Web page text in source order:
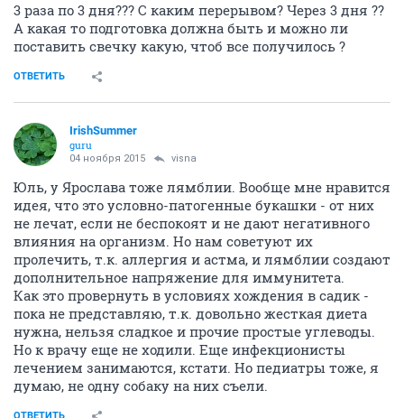
3 раза по 3 дня??? С каким перерывом? Через 3 дня ??
А какая то подготовка должна быть и можно ли
поставить свечку какую, чтоб все получилось ?
ОТВЕТИТЬ
IrishSummer
guru
04 ноября 2015 visna
Юль, у Ярослава тоже лямблии. Вообще мне нравится
идея, что это условно-патогенные букашки - от них
не лечат, если не беспокоят и не дают негативного
влияния на организм. Но нам советуют их
пролечить, т.к. аллергия и астма, и лямблии создают
дополнительное напряжение для иммунитета.
Как это провернуть в условиях хождения в садик -
пока не представляю, т.к. довольно жесткая диета
нужна, нельзя сладкое и прочие простые углеводы.
Но к врачу еще не ходили. Еще инфекционисты
лечением занимаются, кстати. Но педиатры тоже, я
думаю, не одну собаку на них съели.